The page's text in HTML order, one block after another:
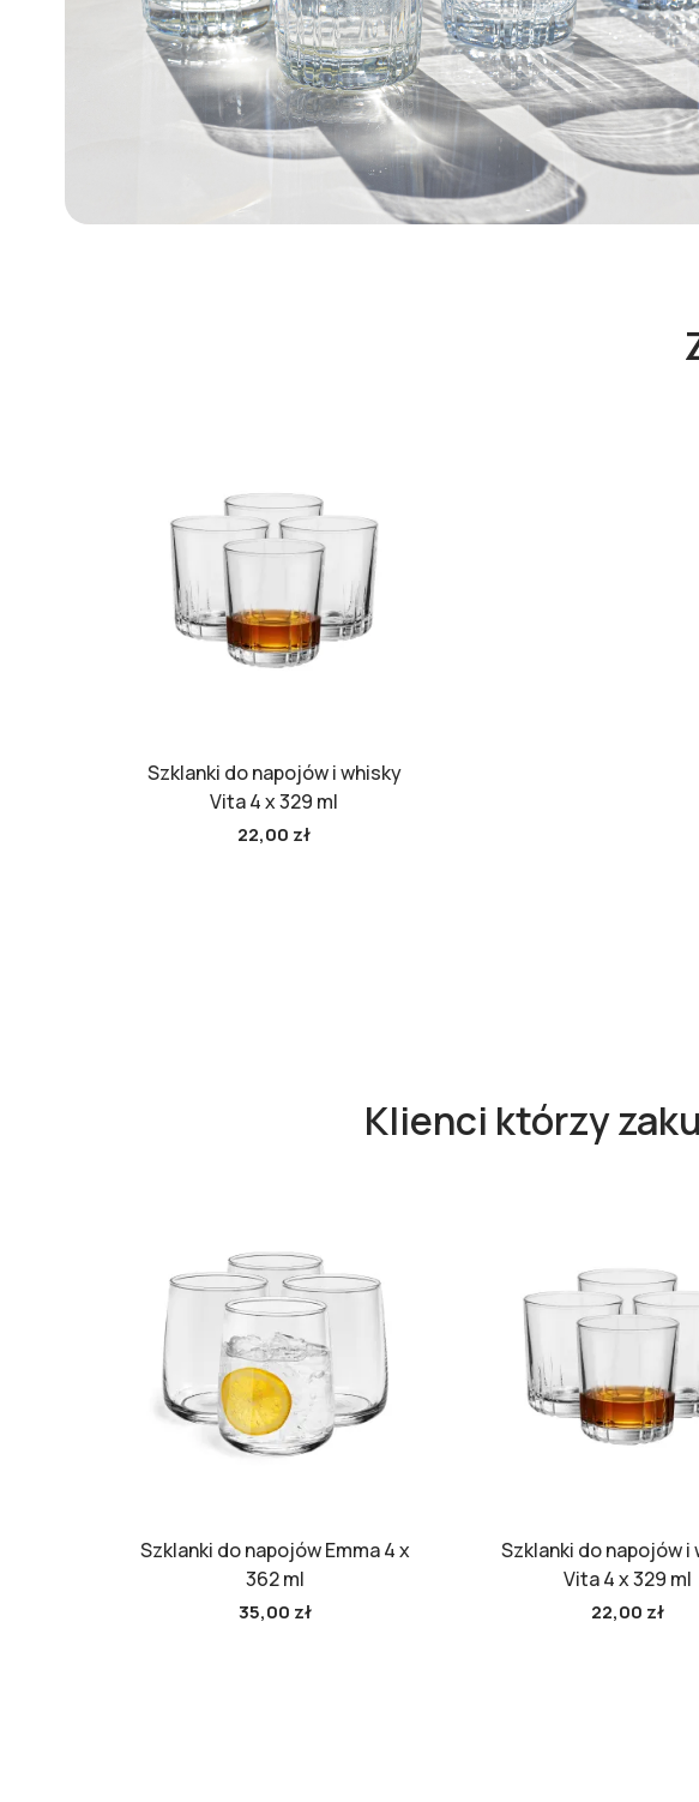
Szklanki do napojów i whisky
Vita 4 x 329 ml
22,00 zł
Klienci którzy
Szklanki do napojów Emma 4 x
362 ml
35,00 zł
Szklanki do napojów i
Vita 4 x 329 ml
22,00 zł